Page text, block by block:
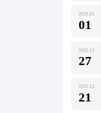
2026.01
01
2025.12
27
2025.12
21